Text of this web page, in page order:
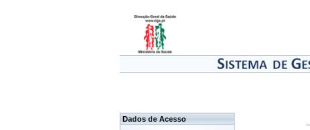
Dados de Acesso